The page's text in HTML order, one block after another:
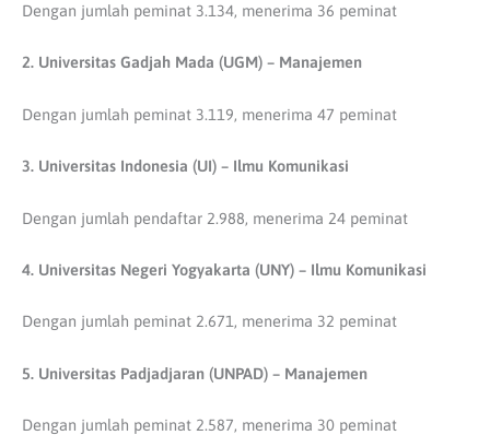
Dengan jumlah peminat 3.134, menerima 36 peminat
2. Universitas Gadjah Mada (UGM) – Manajemen
Dengan jumlah peminat 3.119, menerima 47 peminat
3. Universitas Indonesia (UI) – Ilmu Komunikasi
Dengan jumlah pendaftar 2.988, menerima 24 peminat
4. Universitas Negeri Yogyakarta (UNY) – Ilmu Komunikasi
Dengan jumlah peminat 2.671, menerima 32 peminat
5. Universitas Padjadjaran (UNPAD) – Manajemen
Dengan jumlah peminat 2.587, menerima 30 peminat